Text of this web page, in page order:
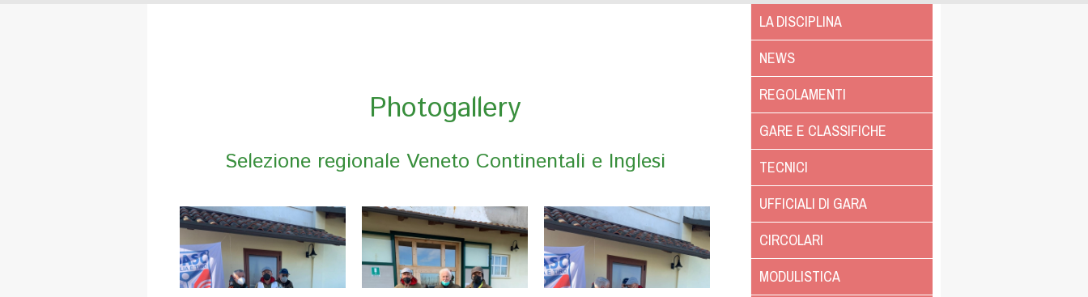
Photogallery
Selezione regionale Veneto Continentali e Inglesi
LA DISCIPLINA
NEWS
REGOLAMENTI
GARE E CLASSIFICHE
TECNICI
UFFICIALI DI GARA
CIRCOLARI
MODULISTICA